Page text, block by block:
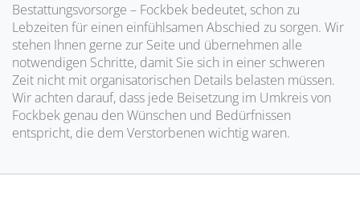
Bestattungsvorsorge – Fockbek bedeutet, schon zu
Lebzeiten für einen einfühlsamen Abschied zu sorgen. Wir
stehen Ihnen gerne zur Seite und übernehmen alle
notwendigen Schritte, damit Sie sich in einer schweren
Zeit nicht mit organisatorischen Details belasten müssen.
Wir achten darauf, dass jede Beisetzung im Umkreis von
Fockbek genau den Wünschen und Bedürfnissen
entspricht, die dem Verstorbenen wichtig waren.